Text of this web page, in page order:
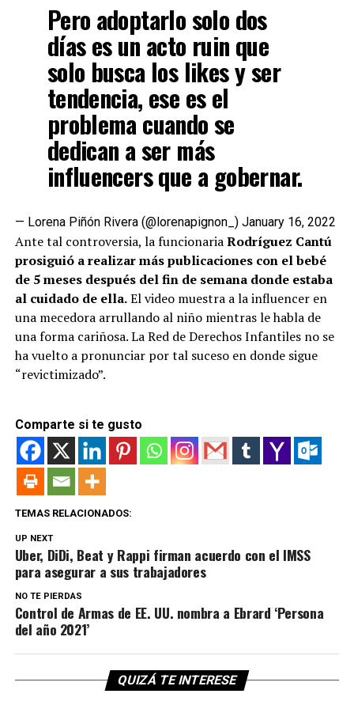
Pero adoptarlo solo dos
días es un acto ruin que
solo busca los likes y ser
tendencia, ese es el
problema cuando se
dedican a ser más
influencers que a gobernar.
— Lorena Piñón Rivera (@lorenapignon_) January 16, 2022
Ante tal controversia, la funcionariaRodríguez Cantú
prosiguió a realizar más publicaciones con el bebé
de 5 meses después del fin de semana donde estaba
al cuidado de ella.El video muestra a la influencer en
una mecedora arrullando al niño mientras le habla de
una forma cariñosa. La Red de Derechos Infantiles no se
ha vuelto a pronunciar por tal suceso en donde sigue
“revictimizado”.
Comparte si te gusto
TEMAS RELACIONADOS:
UP NEXT
Uber, DiDi, Beat y Rappi firman acuerdo con el IMSS
para asegurar a sus trabajadores
NO TE PIERDAS
Control de Armas de EE. UU. nombra a Ebrard ‘Persona
del año 2021’
QUIZÁ TE INTERESE